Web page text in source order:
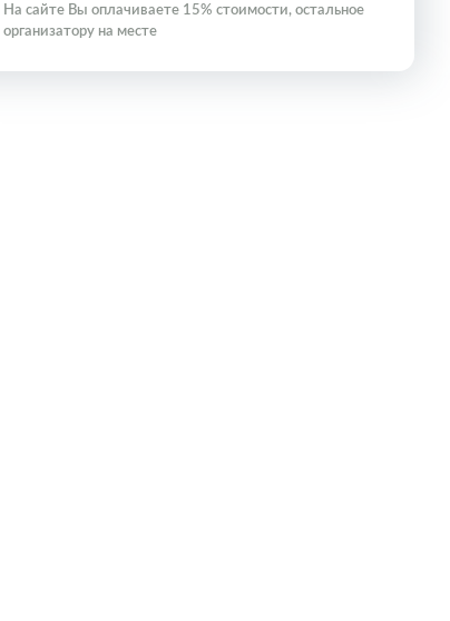
На сайте Вы оплачиваете 15% стоимости, остальное
организатору на месте